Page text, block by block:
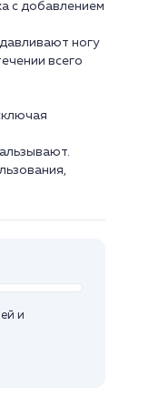
с добавлением
ногу
всего
и